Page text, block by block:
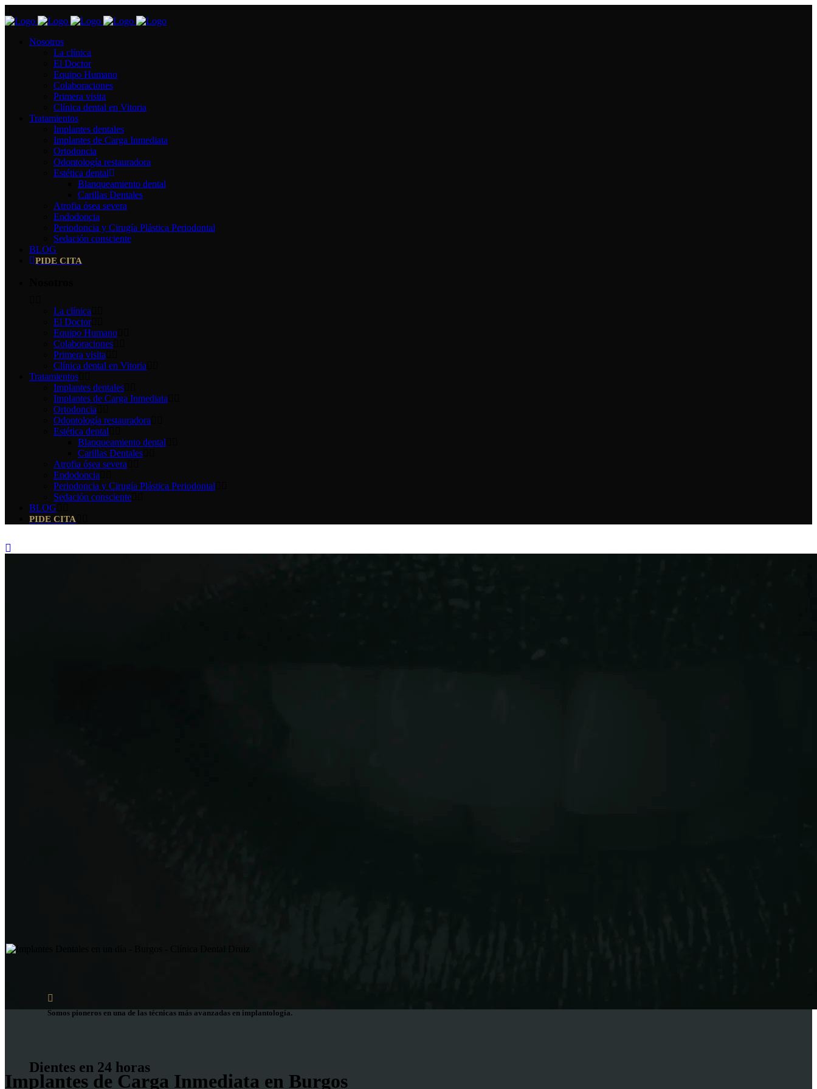
Nosotros
La clínica
El Doctor
Equipo Humano
Colaboraciones
Primera visita
Clínica dental en Vitoria
Tratamientos
Implantes dentales
Implantes de Carga Inmediata
Ortodoncia
Odontología restauradora
Estética dental
Blanqueamiento dental
Carillas Dentales
Atrofia ósea severa
Endodoncia
Periodoncia y Cirugía Plástica Periodontal
Sedación consciente
BLOG
PIDE CITA
La clínica
El Doctor
Equipo Humano
Colaboraciones
Primera visita
Clínica dental en Vitoria
Tratamientos
Implantes dentales
Implantes de Carga Inmediata
Ortodoncia
Odontología restauradora
Estética dental
Blanqueamiento dental
Carillas Dentales
Atrofia ósea severa
Endodoncia
Periodoncia y Cirugía Plástica Periodontal
Sedación consciente
BLOG
PIDE CITA
Implantes de Carga Inmediata en Burgos
Somos pioneros en una de las técnicas más avanzadas en implantología.
Dientes en 24 horas